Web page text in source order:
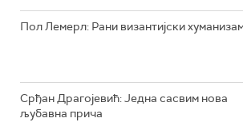
Пол Лемерл: Рани византијски
Срђан Драгојевић: Једна сасвим нова
љубавна прича